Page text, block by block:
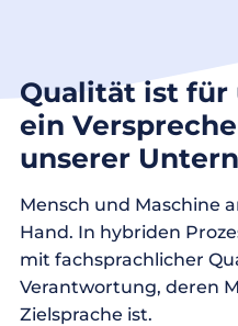
Qualität ist für
ein
unserer
Mensch und Maschine
Hand. In hybriden
mit fachsprachlicher
Verantwortung, deren
Zielsprache ist.